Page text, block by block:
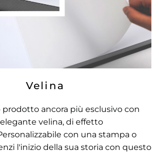
Velina
prodotto ancora più esclusivo con
velina, di effetto
con una stampa o
l'inizio della sua storia con questo